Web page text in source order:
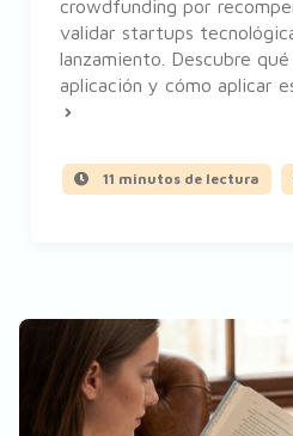
crowdfunding por
validar startups
lanzamiento. Descubre
aplicación y cómo aplicar
11 minutos de lectura